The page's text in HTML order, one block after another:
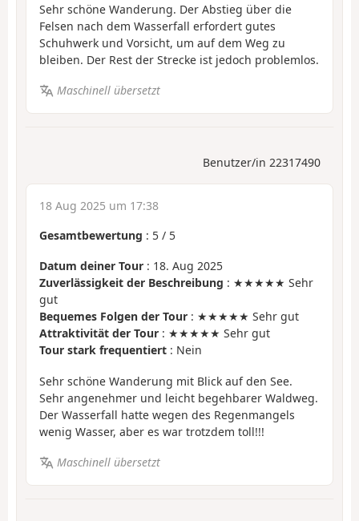
Sehr schöne Wanderung. Der Abstieg über die
Felsen nach dem Wasserfall erfordert gutes
Schuhwerk und Vorsicht, um auf dem Weg zu
bleiben. Der Rest der Strecke ist jedoch problemlos.
Maschinell übersetzt
Benutzer/in 22317490
18 Aug 2025 um 17:38
Gesamtbewertung : 5 / 5
Datum deiner Tour : 18. Aug 2025
Zuverlässigkeit der Beschreibung : ★★★★★ Sehr
gut
Bequemes Folgen der Tour : ★★★★★ Sehr gut
Attraktivität der Tour : ★★★★★ Sehr gut
Tour stark frequentiert : Nein
Sehr schöne Wanderung mit Blick auf den See.
Sehr angenehmer und leicht begehbarer Waldweg.
Der Wasserfall hatte wegen des Regenmangels
wenig Wasser, aber es war trotzdem toll!!!
Maschinell übersetzt